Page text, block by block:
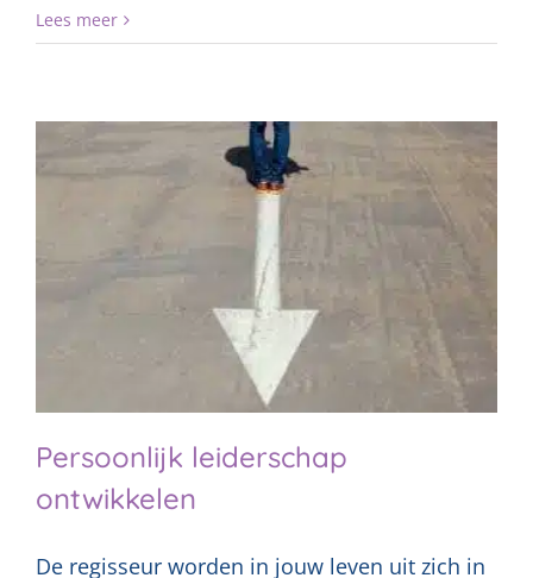
Lees meer
Persoonlijk leiderschap
ontwikkelen
De regisseur worden in jouw leven uit zich in